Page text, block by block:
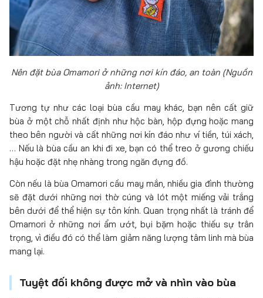
Nên đặt bùa Omamori ở những nơi kín đáo, an toàn (Nguồn
ảnh: Internet)
Tương tự như các loại bùa cầu may khác, bạn nên cất giữ
bùa ở một chỗ nhất định như hộc bàn, hộp đựng hoặc mang
theo bên người và cất những nơi kín đáo như ví tiền, túi xách,
… Nếu là bùa cầu an khi đi xe, bạn có thể treo ở gương chiếu
hậu hoặc đặt nhẹ nhàng trong ngăn đựng đồ.
Còn nếu là bùa Omamori cầu may mắn, nhiều gia đình thường
sẽ đặt dưới những nơi thờ cúng và lót một miếng vải trắng
bên dưới để thể hiện sự tôn kính. Quan trọng nhất là tránh để
Omamori ở những nơi ẩm ướt, bụi bặm hoặc thiếu sự trân
trọng, vì điều đó có thể làm giảm năng lượng tâm linh mà bùa
mang lại.
Tuyệt đối không được mở và nhìn vào bùa